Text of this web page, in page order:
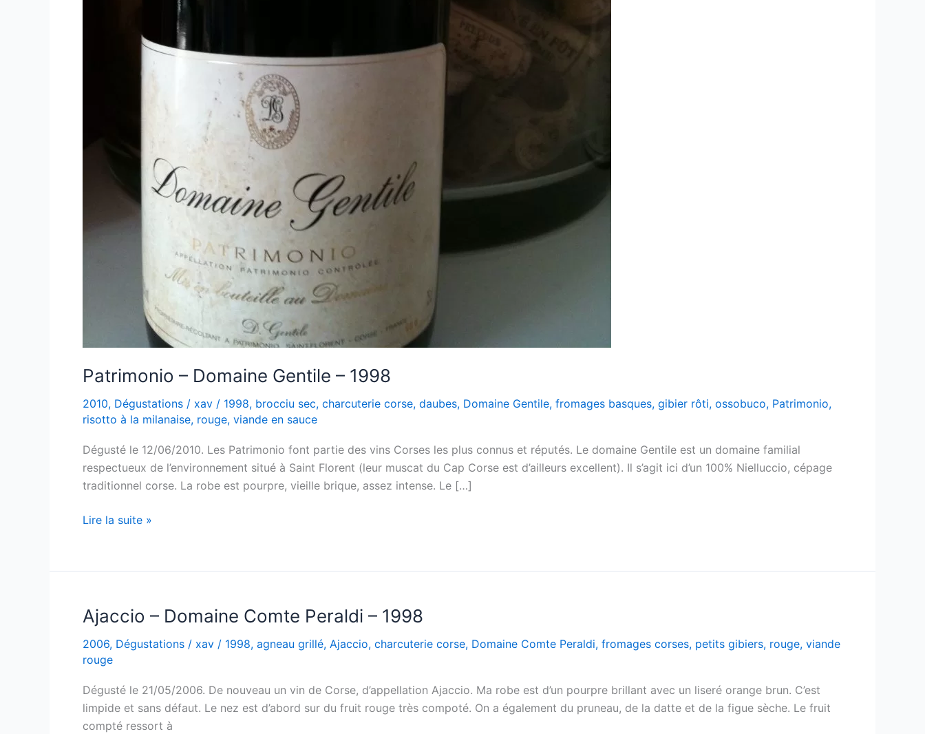
Patrimonio – Domaine Gentile – 1998
2010, Dégustations / xav / 1998, brocciu sec, charcuterie corse, daubes, Domaine Gentile, fromages basques, gibier rôti, ossobuco, Patrimonio,
risotto à la milanaise, rouge, viande en sauce
Dégusté le 12/06/2010. Les Patrimonio font partie des vins Corses les plus connus et réputés. Le domaine Gentile est un domaine familial
respectueux de l’environnement situé à Saint Florent (leur muscat du Cap Corse est d’ailleurs excellent). Il s’agit ici d’un 100% Nielluccio, cépage
traditionnel corse. La robe est pourpre, vieille brique, assez intense. Le […]
Patrimonio
Gentile
1998
Lire la suite »
Ajaccio – Domaine Comte Peraldi – 1998
2006, Dégustations / xav / 1998, agneau grillé, Ajaccio, charcuterie corse, Domaine Comte Peraldi, fromages corses, petits gibiers, rouge, viande
rouge
Dégusté le 21/05/2006. De nouveau un vin de Corse, d’appellation Ajaccio. Ma robe est d’un pourpre brillant avec un liseré orange brun. C’est
limpide et sans défaut. Le nez est d’abord sur du fruit rouge très compoté. On a également du pruneau, de la datte et de la figue sèche. Le fruit
compté ressort à